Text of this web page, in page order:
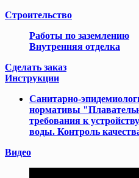
Cтроительство
Работы по заземлению
Внутренняя отделка
Сделать заказ
Инструкции
Cанитарно-
нормативы
требования к
воды. Контроль
Видео